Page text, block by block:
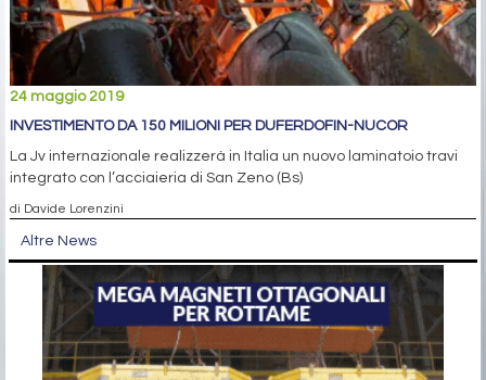
24 maggio 2019
INVESTIMENTO DA 150 MILIONI PER DUFERDOFIN-NUCOR
La Jv internazionale realizzerà in Italia un nuovo laminatoio travi
integrato con l’acciaieria di San Zeno (Bs)
di Davide Lorenzini
Altre News